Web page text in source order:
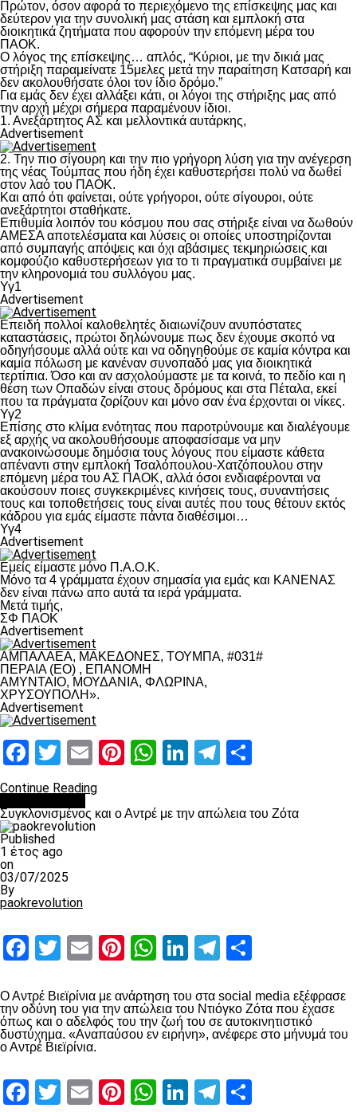
Πρώτον, όσον αφορά το περιεχόμενο της επίσκεψης μας και
δεύτερον για την συνολική μας στάση και εμπλοκή στα
διοικητικά ζητήματα που αφορούν την επόμενη μέρα του
ΠΑΟΚ.
Ο λόγος της επίσκεψης… απλός, “Κύριοι, με την δικιά μας
στήριξη παραμείνατε 15μελες μετά την παραίτηση Κατσαρή και
δεν ακολουθήσατε όλοι τον ίδιο δρόμο.”
Για εμάς δεν έχει αλλάξει κάτι, οι λόγοι της στήριξης μας από
την αρχή μέχρι σήμερα παραμένουν ίδιοι.
1. Ανεξάρτητος ΑΣ και μελλοντικά αυτάρκης,
Advertisement
2. Την πιο σίγουρη και την πιο γρήγορη λύση για την ανέγερση
της νέας Τούμπας που ήδη έχει καθυστερήσει πολύ να δωθεί
στον λαό του ΠΑΟΚ.
Και από ότι φαίνεται, ούτε γρήγοροι, ούτε σίγουροι, ούτε
ανεξάρτητοι σταθήκατε.
Επιθυμία λοιπόν του κόσμου που σας στήριξε είναι να δωθούν
ΑΜΕΣΑ αποτελέσματα και λύσεις οι οποίες υποστηρίζονται
από συμπαγής απόψεις και όχι αβάσιμες τεκμηριώσεις και
κομφούζιο καθυστερήσεων για το τι πραγματικά συμβαίνει με
την κληρονομιά του συλλόγου μας.
Υγ1
Advertisement
Επειδή πολλοί καλοθελητές διαιωνίζουν ανυπόστατες
καταστάσεις, πρώτοι δηλώνουμε πως δεν έχουμε σκοπό να
οδηγήσουμε αλλά ούτε και να οδηγηθούμε σε καμία κόντρα και
καμία πόλωση με κανέναν συνοπαδό μας για διοικητικά
τερτίπια. Όσο και αν ασχολούμαστε με τα κοινά, το πεδίο και η
θέση των Οπαδών είναι στους δρόμους και στα Πέταλα, εκεί
που τα πράγματα ζορίζουν και μόνο σαν ένα έρχονται οι νίκες.
Υγ2
Επίσης στο κλίμα ενότητας που παροτρύνουμε και διαλέγουμε
εξ αρχής να ακολουθήσουμε αποφασίσαμε να μην
ανακοινώσουμε δημόσια τους λόγους που είμαστε κάθετα
απέναντι στην εμπλοκή Τσαλόπουλου-Χατζόπουλου στην
επόμενη μέρα του ΑΣ ΠΑΟΚ, αλλά όσοι ενδιαφέρονται να
ακούσουν ποιες συγκεκριμένες κινήσεις τους, συναντήσεις
τους και τοποθετήσεις τους είναι αυτές που τους θέτουν εκτός
κάδρου για εμάς είμαστε πάντα διαθέσιμοι…
Υγ4
Advertisement
Εμείς είμαστε μόνο Π.Α.Ο.Κ.
Μόνο τα 4 γράμματα έχουν σημασία για εμάς και ΚΑΝΕΝΑΣ
δεν είναι πάνω απο αυτά τα ιερά γράμματα.
Μετά τιμής,
ΣΦ ΠΑΟΚ
Advertisement
ΑΜΠΑΛΑΕΑ, ΜΑΚΕΔΟΝΕΣ, ΤΟΥΜΠΑ, #031#
ΠΕΡΑΙΑ (ΕΟ) , ΕΠΑΝΟΜΗ
ΑΜΥΝΤΑΙΟ, ΜΟΥΔΑΝΙΑ, ΦΛΩΡΙΝΑ,
ΧΡΥΣΟΥΠΟΛΗ».
Advertisement
Facebook
Twitter
EmailPinterest
WhatsApp
LinkedIn
Telegram
Continue Reading
Συγκλονισμένος και ο Αντρέ με την απώλεια του Ζότα
Published
1 έτος ago
on
03/07/2025
By
paokrevolution
Facebook
Twitter
EmailPinterest
WhatsApp
LinkedIn
Telegram
Ο Αντρέ Βιεϊρίνια με ανάρτηση του στα social media εξέφρασε
την οδύνη του για την απώλεια του Ντιόγκο Ζότα που έχασε
όπως και ο αδελφός του την ζωή του σε αυτοκινητιστικό
δυστύχημα. «Αναπαύσου εν ειρήνη», ανέφερε στο μήνυμά του
ο Αντρέ Βιεϊρίνια.
Facebook
Twitter
EmailPinterest
WhatsApp
LinkedIn
Telegram